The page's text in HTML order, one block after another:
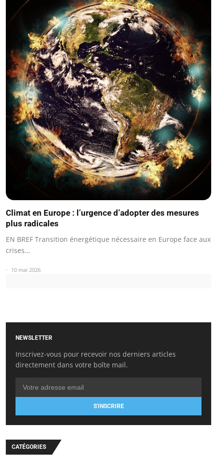
Climat en Europe : l’urgence d’adopter des mesures
plus radicales
EN BREF Transition énergétique nécessaire en Europe face aux
crises…
10 mai 2026
NEWSLETTER
Inscrivez-vous pour recevoir nos derniers articles
directement dans votre boîte mail.
S'INSCRIRE
CATÉGORIES